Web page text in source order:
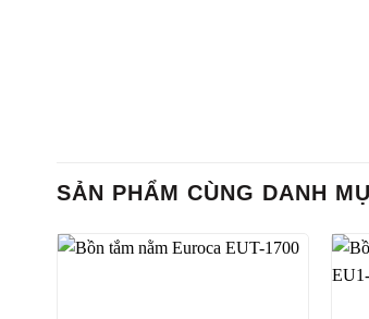
SẢN PHẨM CÙNG DANH